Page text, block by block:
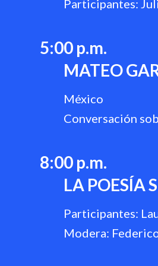
Participantes:
5:00 p.m.
MATEO
México
Conversación
8:00 p.m.
LA POESÍA
Participantes:
Modera: